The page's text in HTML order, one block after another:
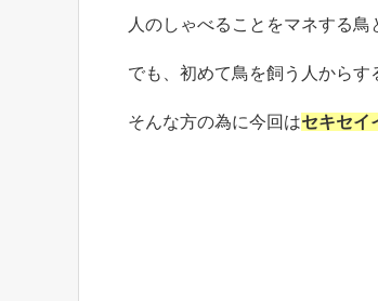
人のしゃべることをマネする
でも、初めて鳥を飼う人からす
そんな方の為に今回はセキセイ